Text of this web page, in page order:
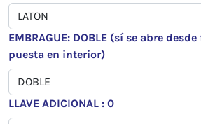
EMBRAGUE: DOBLE (sí se abre
puesta en interior)
LLAVE ADICIONAL : 0